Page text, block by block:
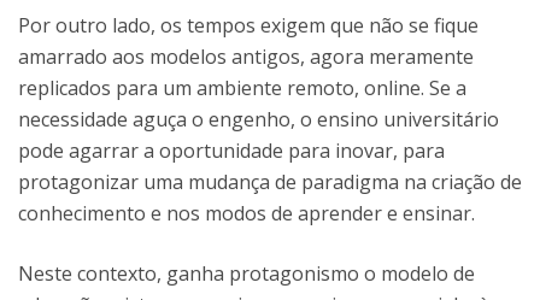
Por outro lado, os tempos exigem que não se fique
amarrado aos modelos antigos, agora meramente
replicados para um ambiente remoto, online. Se a
necessidade aguça o engenho, o ensino universitário
pode agarrar a oportunidade para inovar, para
protagonizar uma mudança de paradigma na criação de
conhecimento e nos modos de aprender e ensinar.
Neste contexto, ganha protagonismo o modelo de